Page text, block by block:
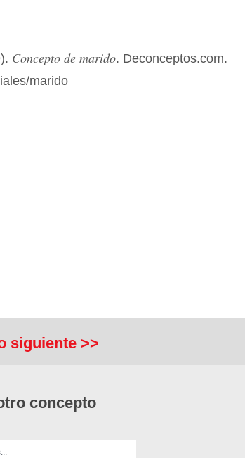
Concepto de marido. Deconceptos.com.
marido
siguiente >>
concepto